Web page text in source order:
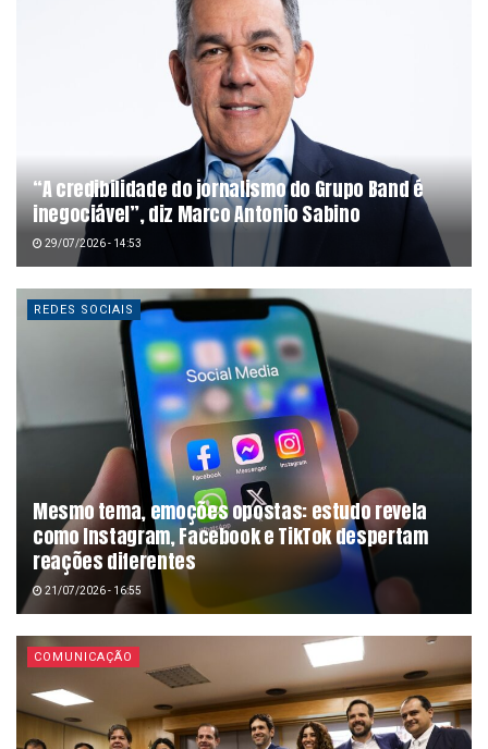
“A credibilidade do jornalismo do Grupo Band é
inegociável”, diz Marco Antonio Sabino
29/07/2026 - 14:53
REDES SOCIAIS
Mesmo tema, emoções opostas: estudo revela
como Instagram, Facebook e TikTok despertam
reações diferentes
21/07/2026 - 16:55
COMUNICAÇÃO